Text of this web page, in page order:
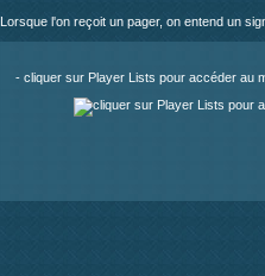
Lorsque l'on reçoit un pager, on entend un
- cliquer sur Player Lists pour accéder au